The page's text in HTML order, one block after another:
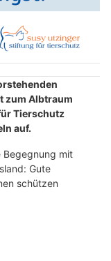
zum Albtraum
Tierschutz
auf.
Begegnung mit
Gute
schützen